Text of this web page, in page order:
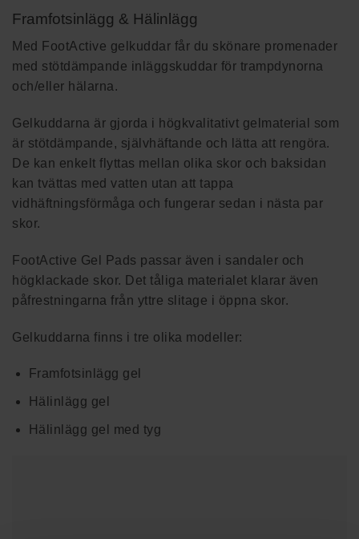
Framfotsinlägg & Hälinlägg
Med FootActive gelkuddar får du skönare promenader
med stötdämpande inläggskuddar för trampdynorna
och/eller hälarna.
Gelkuddarna är gjorda i högkvalitativt gelmaterial som
är stötdämpande, självhäftande och lätta att rengöra.
De kan enkelt flyttas mellan olika skor och baksidan
kan tvättas med vatten utan att tappa
vidhäftningsförmåga och fungerar sedan i nästa par
skor.
FootActive Gel Pads passar även i sandaler och
högklackade skor. Det tåliga materialet klarar även
påfrestningarna från yttre slitage i öppna skor.
Gelkuddarna finns i tre olika modeller:
Framfotsinlägg gel
Hälinlägg gel
Hälinlägg gel med tyg